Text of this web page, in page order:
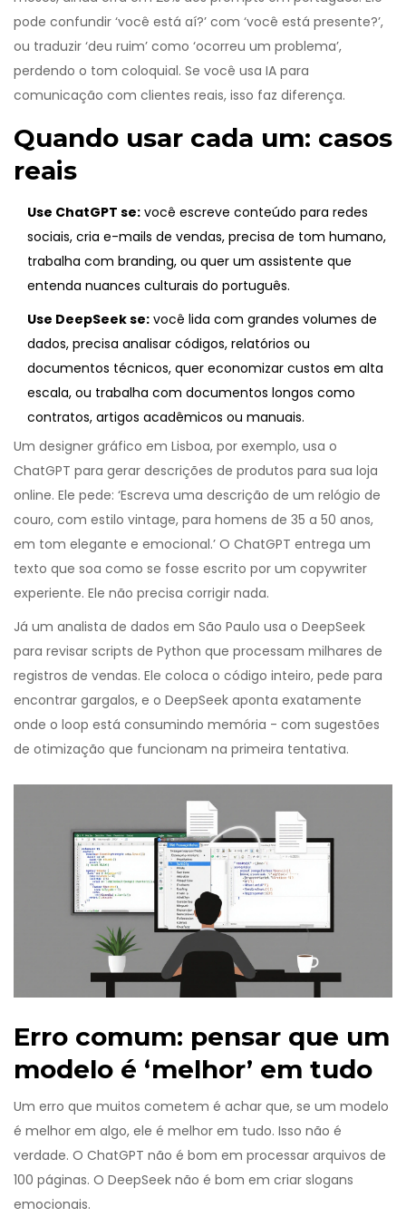
pode confundir ‘você está aí?’ com ‘você está presente?’,
ou traduzir ‘deu ruim’ como ‘ocorreu um problema’,
perdendo o tom coloquial. Se você usa IA para
comunicação com clientes reais, isso faz diferença.
Quando usar cada um: casos
reais
Use ChatGPT se: você escreve conteúdo para redes
sociais, cria e-mails de vendas, precisa de tom humano,
trabalha com branding, ou quer um assistente que
entenda nuances culturais do português.
Use DeepSeek se: você lida com grandes volumes de
dados, precisa analisar códigos, relatórios ou
documentos técnicos, quer economizar custos em alta
escala, ou trabalha com documentos longos como
contratos, artigos acadêmicos ou manuais.
Um designer gráfico em Lisboa, por exemplo, usa o
ChatGPT para gerar descrições de produtos para sua loja
online. Ele pede: ‘Escreva uma descrição de um relógio de
couro, com estilo vintage, para homens de 35 a 50 anos,
em tom elegante e emocional.’ O ChatGPT entrega um
texto que soa como se fosse escrito por um copywriter
experiente. Ele não precisa corrigir nada.
Já um analista de dados em São Paulo usa o DeepSeek
para revisar scripts de Python que processam milhares de
registros de vendas. Ele coloca o código inteiro, pede para
encontrar gargalos, e o DeepSeek aponta exatamente
onde o loop está consumindo memória - com sugestões
de otimização que funcionam na primeira tentativa.
Erro comum: pensar que um
modelo é ‘melhor’ em tudo
Um erro que muitos cometem é achar que, se um modelo
é melhor em algo, ele é melhor em tudo. Isso não é
verdade. O ChatGPT não é bom em processar arquivos de
100 páginas. O DeepSeek não é bom em criar slogans
emocionais.